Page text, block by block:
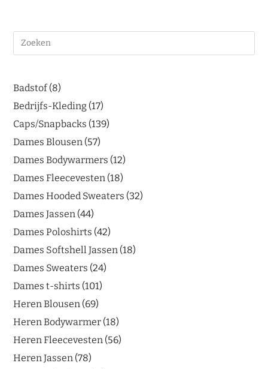
Badstof 8
Bedrijfs-Kleding 17
Caps/Snapbacks 139
Dames Blousen 57
Dames Bodywarmers 12
Dames Fleecevesten 18
Dames Hooded Sweaters 32
Dames Jassen 44
Dames Poloshirts 42
Dames Softshell Jassen 18
Dames Sweaters 24
Dames t-shirts 101
Heren Blousen 69
Heren Bodywarmer 18
Heren Fleecevesten 56
Heren Jassen 78